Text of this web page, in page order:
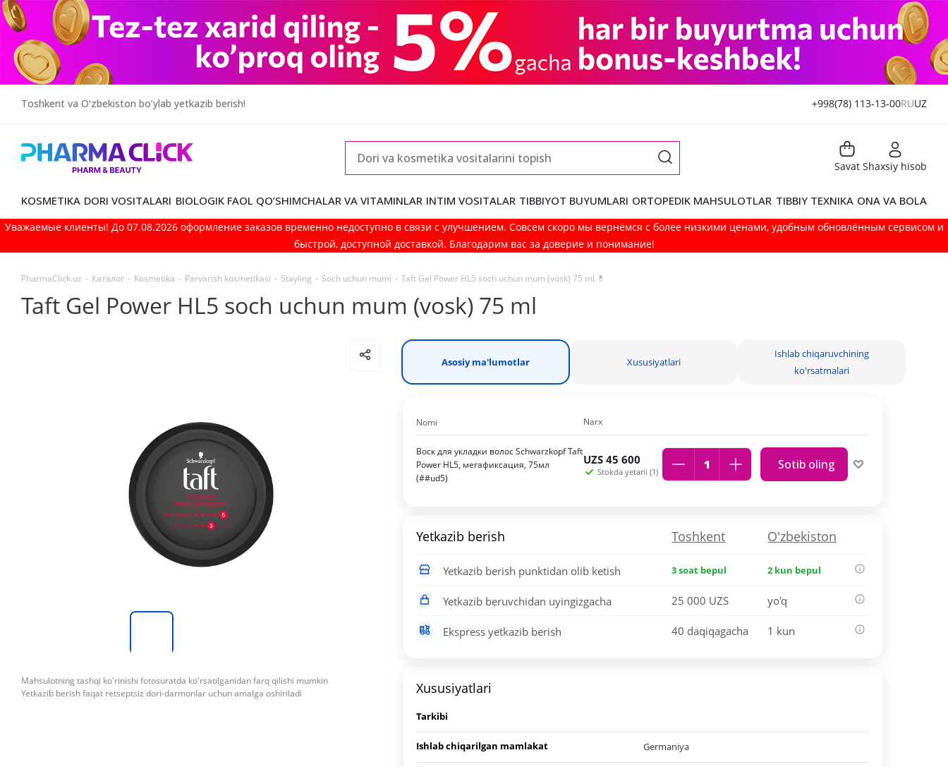
Toshkent va O‘zbekiston bo‘ylab yetkazib berish! +998(78) 113-13-00RUUZ
Savat Shaxsiy hisob
KOSMETIKA DORI VOSITALARI BIOLOGIK FAOL QO’SHIMCHALAR VA VITAMINLAR INTIM VOSITALAR TIBBIYOT BUYUMLARI ORTOPEDIK MAHSULOTLAR TIBBIY TEXNIKA ONA VA BOLA
Уважаемые клиенты! До 07.08.2026 оформление заказов временно недоступно в связи с улучшением. Совсем скоро мы вернёмся с более низкими ценами, удобным обновлённым сервисом и
быстрой, доступной доставкой. Благодарим вас за доверие и понимание!
PharmaClick.uz - Каталог - Kosmetika - Parvarish kosmetikasi - Stayling - Soch uchun mumi - Taft Gel Power HL5 soch uchun mum (vosk) 75 ml 💊
Taft Gel Power HL5 soch uchun mum (vosk) 75 ml
Mahsulotning tashqi ko'rinishi fotosuratda ko'rsatilganidan farq qilishi mumkin
Yetkazib berish faqat retseptsiz dori-darmonlar uchun amalga oshiriladi
Asosiy ma'lumotlar Xususiyatlari
Ishlab chiqaruvchining
ko'rsatmalari
Nomi Narx
Воск для укладки волос Schwarzkopf Taft
Power HL5, мегафиксация, 75мл
(##ud5)
UZS45 600
Stokda yetarli (1) Sotib oling
Yetkazib berish Toshkent O'zbekiston
Yetkazib berish punktidan olib ketish 3 soat bepul 2 kun bepul
Yetkazib beruvchidan uyingizgacha 25 000 UZS yo'q
Ekspress yetkazib berish 40 daqiqagacha 1 kun
Xususiyatlari
Tarkibi
Ishlab chiqarilgan mamlakat Germaniya